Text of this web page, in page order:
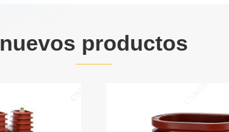
nuevos productos